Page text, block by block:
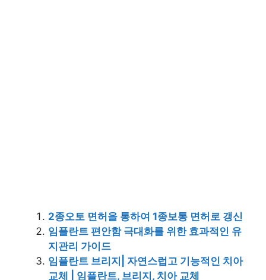
2종오토 면허을 통하여 1종보통 면허로 갱신
임플란트 편안함 극대화를 위한 효과적인 유
지관리 가이드
임플란트 브리지| 자연스럽고 기능적인 치아
교체 | 임플란트, 브리지, 치아 교체